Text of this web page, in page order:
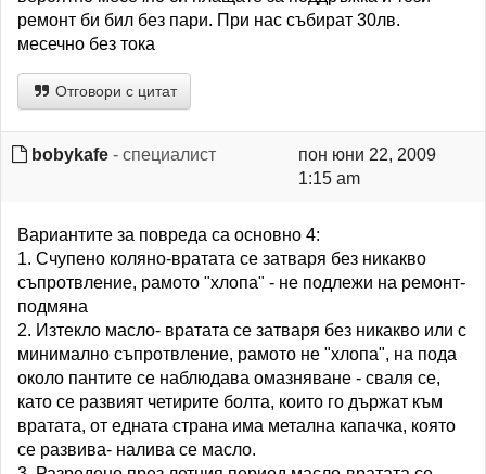
ремонт би бил без пари. При нас събират 30лв.
месечно без тока
Отговори с цитат
bobykafe - специалист
пон юни 22, 2009
1:15 am
Вариантите за повреда са основно 4:
1. Счупено коляно-вратата се затваря без никакво
съпротвление, рамото "хлопа" - не подлежи на ремонт-
подмяна
2. Изтекло масло- вратата се затваря без никакво или с
минимално съпротвление, рамото не "хлопа", на пода
около пантите се наблюдава омазняване - сваля се,
като се развият четирите болта, които го държат към
вратата, от едната страна има метална капачка, която
се развива- налива се масло.